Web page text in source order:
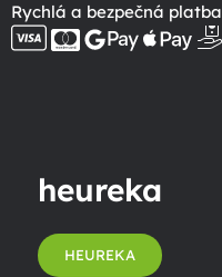
Rychlá a bezpečná platba
heureka
HEUREKA